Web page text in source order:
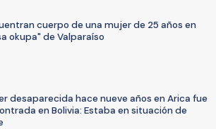
cuerpo de una mujer de 25 años en
okupa" de Valparaíso
desaparecida hace nueve años en Arica fue
en Bolivia: Estaba en situación de